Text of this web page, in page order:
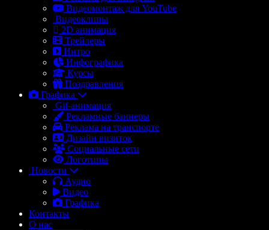
Видеомонтаж для YouTube
Видеоклипы
2D анимация
Трейлеры
Интро
Инфографика
Курсы
Поздравления
Графика
Gif-анимация
Рекламные баннеры
Реклама на транспорте
Дизайн визиток
Социальные сети
Логотипы
Новости
Аудио
Видео
Графика
Контакты
О нас